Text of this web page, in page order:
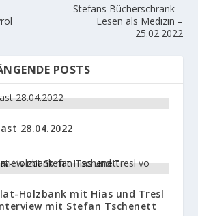
Stefans Bücherschrank –
Lesen als Medizin –
25.02.2022
POSTS
28.04.2022
Holzbank mit Hias und Tresl
mit Stefan Tschenett